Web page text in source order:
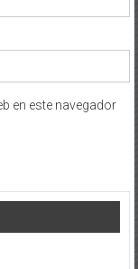
en este navegador